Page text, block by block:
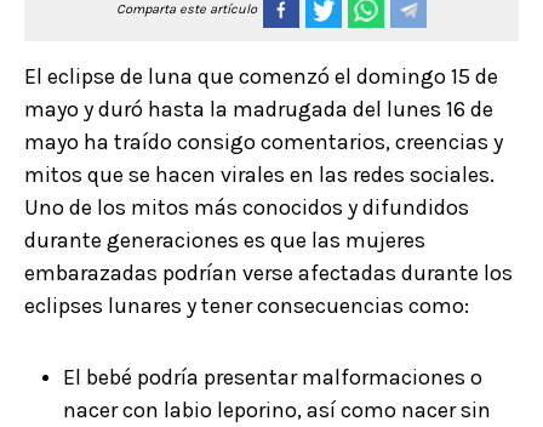
Comparta este artículo
El eclipse de luna que comenzó el domingo 15 de
mayo y duró hasta la madrugada del lunes 16 de
mayo ha traído consigo comentarios, creencias y
mitos que se hacen virales en las redes sociales.
Uno de los mitos más conocidos y difundidos
durante generaciones es que las mujeres
embarazadas podrían verse afectadas durante los
eclipses lunares y tener consecuencias como:
El bebé podría presentar malformaciones o
nacer con labio leporino, así como nacer sin